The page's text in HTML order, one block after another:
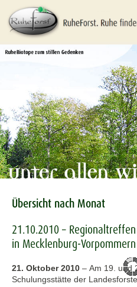
Übersicht nach Monat
21.10.2010 –
in Mecklenburg-Vorpommern
21. Oktober 2010 – Am 19. und
Schulungsstätte der